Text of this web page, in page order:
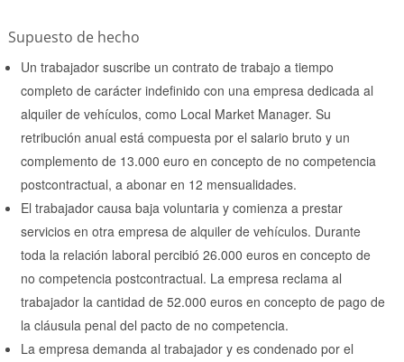
Supuesto de hecho
Un trabajador suscribe un contrato de trabajo a tiempo
completo de carácter indefinido con una empresa dedicada al
alquiler de vehículos, como Local Market Manager. Su
retribución anual está compuesta por el salario bruto y un
complemento de 13.000 euro en concepto de no competencia
postcontractual, a abonar en 12 mensualidades.
El trabajador causa baja voluntaria y comienza a prestar
servicios en otra empresa de alquiler de vehículos. Durante
toda la relación laboral percibió 26.000 euros en concepto de
no competencia postcontractual. La empresa reclama al
trabajador la cantidad de 52.000 euros en concepto de pago de
la cláusula penal del pacto de no competencia.
La empresa demanda al trabajador y es condenado por el